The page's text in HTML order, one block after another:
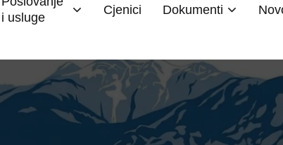
i usluge
Cjenici Dokumenti